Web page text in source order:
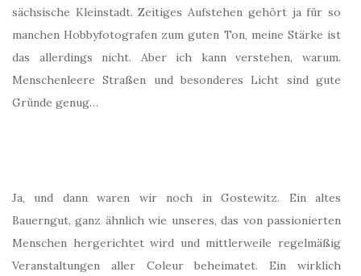
sächsische Kleinstadt. Zeitiges Aufstehen gehört ja für so
manchen Hobbyfotografen zum guten Ton, meine Stärke ist
das allerdings nicht. Aber ich kann verstehen, warum.
Menschenleere Straßen und besonderes Licht sind gute
Gründe genug…
Ja, und dann waren wir noch in Gostewitz. Ein altes
Bauerngut, ganz ähnlich wie unseres, das von passionierten
Menschen hergerichtet wird und mittlerweile regelmäßig
Veranstaltungen aller Coleur beheimatet. Ein wirklich